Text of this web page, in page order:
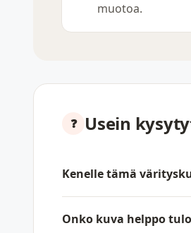
muotoa.
Usein
Kenelle tämä
Onko kuva helppo